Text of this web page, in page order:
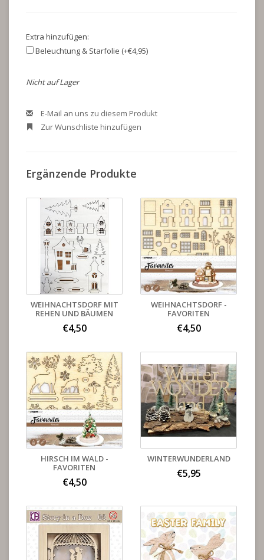
Extra hinzufügen:
Beleuchtung & Starfolie (+€4,95)
Nicht auf Lager
E-Mail an uns zu diesem Produkt
Zur Wunschliste hinzufügen
Ergänzende Produkte
WEIHNACHTSDORF MIT
REHEN UND BÄUMEN
€4,50
WEIHNACHTSDORF -
FAVORITEN
€4,50
HIRSCH IM WALD -
FAVORITEN
€4,50
WINTERWUNDERLAND
€5,95